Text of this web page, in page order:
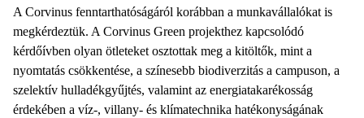
A Corvinus fenntarthatóságáról korábban a munkavállalókat is
megkérdeztük. A Corvinus Green projekthez kapcsolódó
kérdőívben olyan ötleteket osztottak meg a kitöltők, mint a
nyomtatás csökkentése, a színesebb biodiverzitás a campuson, a
szelektív hulladékgyűjtés, valamint az energiatakarékosság
érdekében a víz-, villany- és klímatechnika hatékonyságának